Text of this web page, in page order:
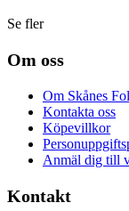
Se fler
Om oss
Om Skånes
Kontakta oss
Köpevillkor
Anmäl dig till
Kontakt